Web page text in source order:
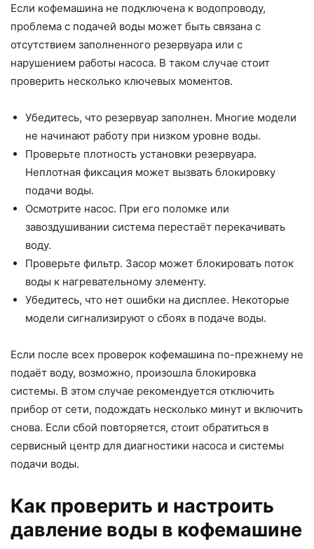
Если кофемашина не подключена к водопроводу,
проблема с подачей воды может быть связана с
отсутствием заполненного резервуара или с
нарушением работы насоса. В таком случае стоит
проверить несколько ключевых моментов.
Убедитесь, что резервуар заполнен. Многие модели
не начинают работу при низком уровне воды.
Проверьте плотность установки резервуара.
Неплотная фиксация может вызвать блокировку
подачи воды.
Осмотрите насос. При его поломке или
завоздушивании система перестаёт перекачивать
воду.
Проверьте фильтр. Засор может блокировать поток
воды к нагревательному элементу.
Убедитесь, что нет ошибки на дисплее. Некоторые
модели сигнализируют о сбоях в подаче воды.
Если после всех проверок кофемашина по-прежнему не
подаёт воду, возможно, произошла блокировка
системы. В этом случае рекомендуется отключить
прибор от сети, подождать несколько минут и включить
снова. Если сбой повторяется, стоит обратиться в
сервисный центр для диагностики насоса и системы
подачи воды.
Как проверить и настроить
давление воды в кофемашине